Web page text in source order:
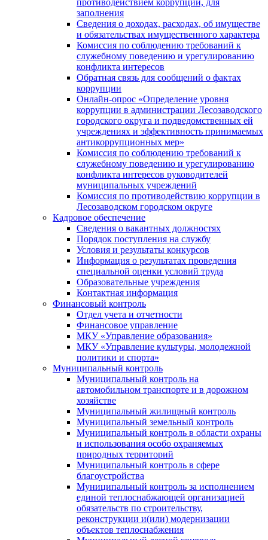
противодействием коррупции, для
заполнения
Сведения о доходах, расходах, об имуществе
и обязательствах имущественного характера
Комиссия по соблюдению требований к
служебному поведению и урегулированию
конфликта интересов
Обратная связь для сообщений о фактах
коррупции
Онлайн-опрос «Определение уровня
коррупции в администрации Лесозаводского
городского округа и подведомственных ей
учреждениях и эффективность принимаемых
антикоррупционных мер»
Комиссия по соблюдению требований к
служебному поведению и урегулированию
конфликта интересов руководителей
муниципальных учреждений
Комиссия по противодействию коррупции в
Лесозаводском городском округе
Кадровое обеспечение
Сведения о вакантных должностях
Порядок поступления на службу
Условия и результаты конкурсов
Информация о результатах проведения
специальной оценки условий труда
Образовательные учреждения
Контактная информация
Финансовый контроль
Отдел учета и отчетности
Финансовое управление
МКУ «Управление образования»
МКУ «Управление культуры, молодежной
политики и спорта»
Муниципальный контроль
Муниципальный контроль на
автомобильном транспорте и в дорожном
хозяйстве
Муниципальный жилищный контроль
Муниципальный земельный контроль
Муниципальный контроль в области охраны
и использования особо охраняемых
природных территорий
Муниципальный контроль в сфере
благоустройства
Муниципальный контроль за исполнением
единой теплоснабжающей организацией
обязательств по строительству,
реконструкции и(или) модернизации
объектов теплоснабжения